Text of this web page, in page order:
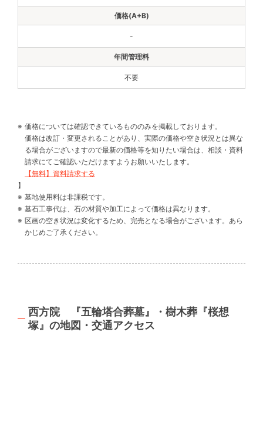
-
不要
価格については確認できているもののみを掲載しております。
価格は改訂・変更されることがあり、実際の価格や空き状況とは異な
る場合がございますので最新の価格等を知りたい場合は、相談・資料
請求にてご確認いただけますようお願いいたします。
【無料】資料請求する
】
墓地使用料は非課税です。
墓石工事代は、石の材質や加工によって価格は異なります。
区画の空き状況は変化するため、完売となる場合がございます。あら
かじめご了承ください。
西方院 『五輪塔合葬墓』・樹木葬『桜想
塚』の地図・交通アクセス